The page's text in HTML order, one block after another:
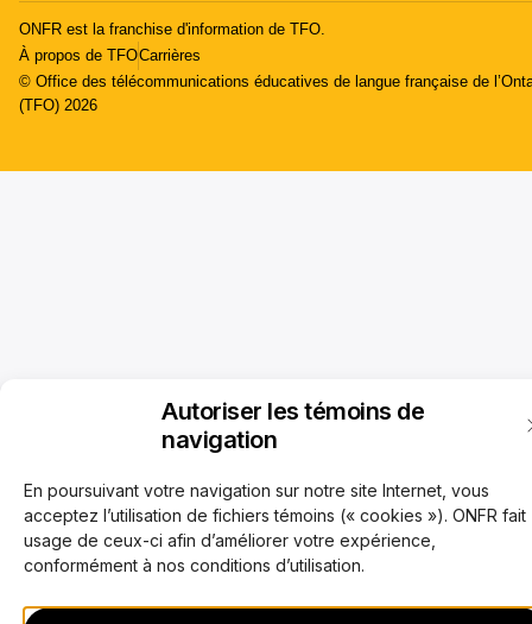
Autoriser les témoins de
navigation
En poursuivant votre navigation sur notre site Internet, vous
acceptez l’utilisation de fichiers témoins (« cookies »). ONFR fait
usage de ceux-ci afin d’améliorer votre expérience,
conformément à nos conditions d’utilisation.
ONFR est la franchise d'information de TFO.
À propos de TFOCarrières
© Office des télécommunications éducatives de langue française de
(TFO) 2026